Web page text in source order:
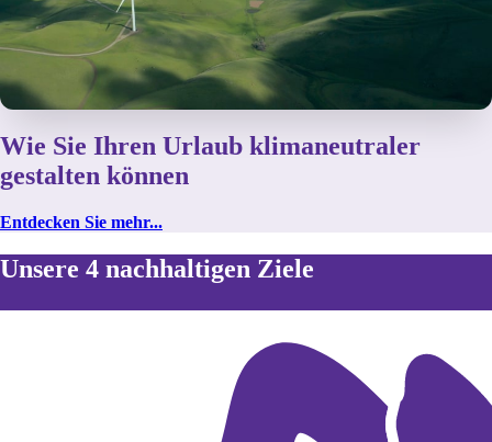
Wie Sie Ihren Urlaub klimaneutraler
gestalten können
Entdecken Sie mehr...
Unsere 4 nachhaltigen Ziele